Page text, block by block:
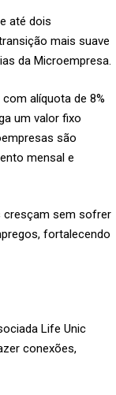
até dois
mais suave
da Microempresa.
alíquota de 8%
um valor fixo
são
mensal e
cresçam sem sofrer
fortalecendo
Life Unic
conexões,